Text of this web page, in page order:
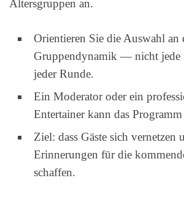
Altersgruppen an.
Orientieren Sie die Auswahl an
Gruppendynamik — nicht jede
jeder Runde.
Ein Moderator oder ein
Entertainer kann das
Ziel: dass Gäste sich vernetzen
Erinnerungen für die
schaffen.